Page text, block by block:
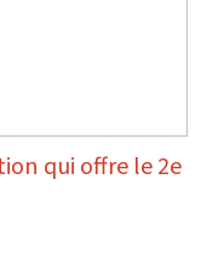
qui offre le 2e